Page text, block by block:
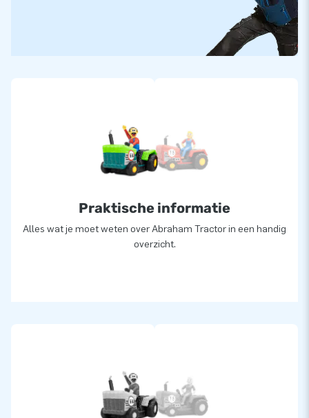
Praktische informatie
Alles wat je moet weten over Abraham Tractor in een handig
overzicht.